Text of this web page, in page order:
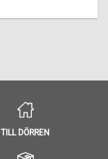
TILL DÖRREN